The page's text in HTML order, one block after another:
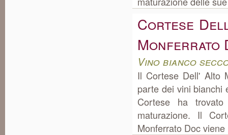
Cortese
Monferrato
Vino bianco
Il Cortese Dell' Alto
parte dei vini bianchi
Cortese ha
maturazione. Il
Monferrato Doc